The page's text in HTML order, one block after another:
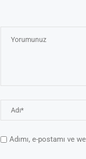
Adımı, e-postamı ve